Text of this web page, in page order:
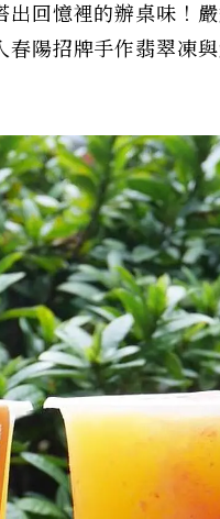
回憶裡的辦桌味！
陽招牌手作翡翠凍